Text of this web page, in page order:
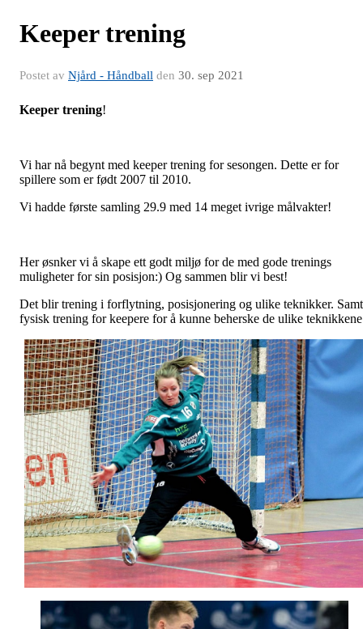
Keeper trening
Postet av Njård - Håndball den 30. sep 2021
Keeper trening!
Vi har nå begynt med keeper trening for sesongen. Dette er for
spillere som er født 2007 til 2010.
Vi hadde første samling 29.9 med 14 meget ivrige målvakter!
Her øsnker vi å skape ett godt miljø for de med gode trenings
muligheter for sin posisjon:) Og sammen blir vi best!
Det blir trening i forflytning, posisjonering og ulike teknikker. Samt
fysisk trening for keepere for å kunne beherske de ulike